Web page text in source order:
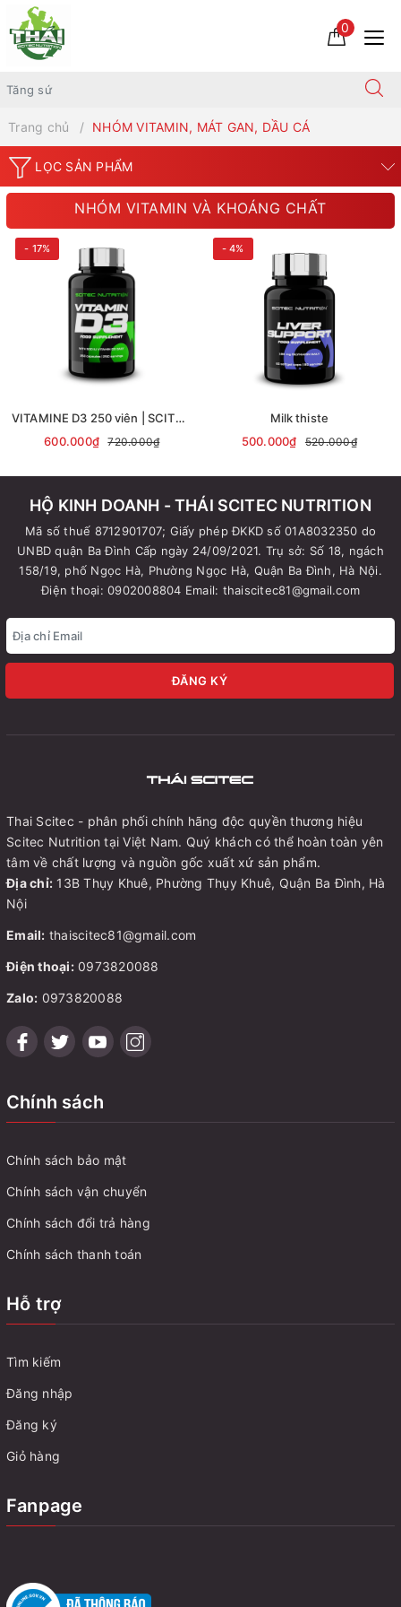
0
Trang chủ NHÓM VITAMIN, MÁT GAN, DẦU CÁ
LỌC SẢN PHẨM
NHÓM VITAMIN VÀ KHOÁNG CHẤT
- 17%
VITAMINE D3 250 viên | SCITEC NUTRITION
600.000₫
720.000₫
- 4%
Milk thiste
500.000₫
520.000₫
HỘ KINH DOANH - THÁI SCITEC NUTRITION
Mã số thuế 8712901707; Giấy phép ĐKKD số 01A8032350 do
UNBD quận Ba Đình Cấp ngày 24/09/2021. Trụ sở: Số 18, ngách
158/19, phố Ngọc Hà, Phường Ngọc Hà, Quận Ba Đình, Hà Nội.
Điện thoại: 0902008804 Email: thaiscitec81@gmail.com
ĐĂNG KÝ
Thai Scitec - phân phối chính hãng độc quyền thương hiệu
Scitec Nutrition tại Việt Nam. Quý khách có thể hoàn toàn yên
tâm về chất lượng và nguồn gốc xuất xứ sản phẩm.
Địa chỉ: 13B Thụy Khuê, Phường Thụy Khuê, Quận Ba Đình, Hà
Nội
Email: thaiscitec81@gmail.com
Điện thoại: 0973820088
Zalo: 0973820088
Chính sách
Chính sách bảo mật
Chính sách vận chuyển
Chính sách đổi trả hàng
Chính sách thanh toán
Hỗ trợ
Tìm kiếm
Đăng nhập
Đăng ký
Giỏ hàng
Fanpage